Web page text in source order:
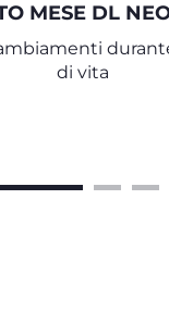
MESE DL
di vita